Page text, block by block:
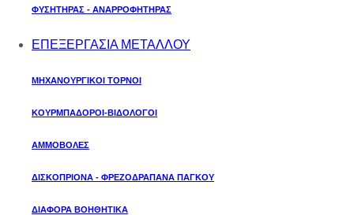
ΦΥΣΗΤΗΡΑΣ - ΑΝΑΡΡΟΦΗΤΗΡΑΣ
ΕΠΕΞΕΡΓΑΣΙΑ ΜΕΤΑΛΛΟΥ
ΜΗΧΑΝΟΥΡΓΙΚΟΙ ΤΟΡΝΟΙ
ΚΟΥΡΜΠΑΔΟΡΟΙ-ΒΙΔΟΛΟΓΟΙ
ΑΜΜΟΒΟΛΕΣ
ΔΙΣΚΟΠΡΙΟΝΑ - ΦΡΕΖΟΔΡΑΠΑΝΑ ΠΑΓΚΟΥ
ΔΙΑΦΟΡΑ ΒΟΗΘΗΤΙΚΑ